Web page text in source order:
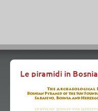
Le piramidi in Bosnia